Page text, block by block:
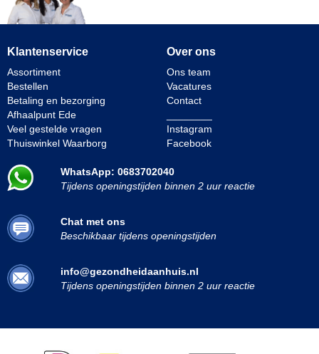
Klantenservice
Assortiment
Bestellen
Betaling en bezorging
Afhaalpunt Ede
Veel gestelde vragen
Thuiswinkel Waarborg
Over ons
Ons team
Vacatures
Contact
Instagram
Facebook
WhatsApp: 0683702040
Tijdens openingstijden binnen 2 uur reactie
Chat met ons
Beschikbaar tijdens openingstijden
info@gezondheidaanhuis.nl
Tijdens openingstijden binnen 2 uur reactie